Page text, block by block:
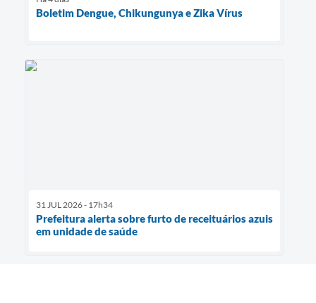
Boletim Dengue, Chikungunya e Zika Vírus
31 JUL 2026 - 17h34
Prefeitura alerta sobre furto de receituários azuis
em unidade de saúde